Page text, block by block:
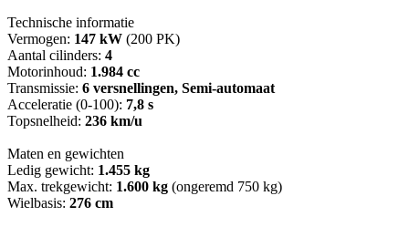
Technische informatie
Vermogen: 147 kW (200 PK)
Aantal cilinders: 4
Motorinhoud: 1.984 cc
Transmissie: 6 versnellingen, Semi-automaat
Acceleratie (0-100): 7,8 s
Topsnelheid: 236 km/u
Maten en gewichten
Ledig gewicht: 1.455 kg
Max. trekgewicht: 1.600 kg (ongeremd 750 kg)
Wielbasis: 276 cm